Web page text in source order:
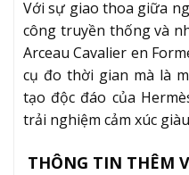
Với sự giao thoa giữa
công truyền thống và
Arceau Cavalier en
cụ đo thời gian mà là
tạo độc đáo của
trải nghiệm cảm xúc
THÔNG TIN THÊM